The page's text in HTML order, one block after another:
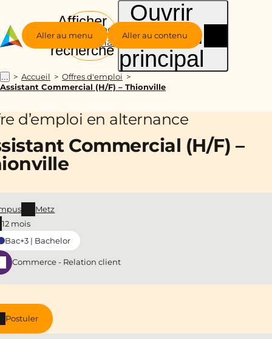
Aller au menu Aller au contenu
Groupe
Alternance
Afficher
la
recherche
Ouvrir
le menu
principal
... Accueil
Offres d'emploi
Assistant Commercial (H/F) – Thionville
d’emploi en alternance
Commercial (H/F) –
Postuler
Metz
12 mois
Bac+3 | Bachelor
Commerce - Relation client